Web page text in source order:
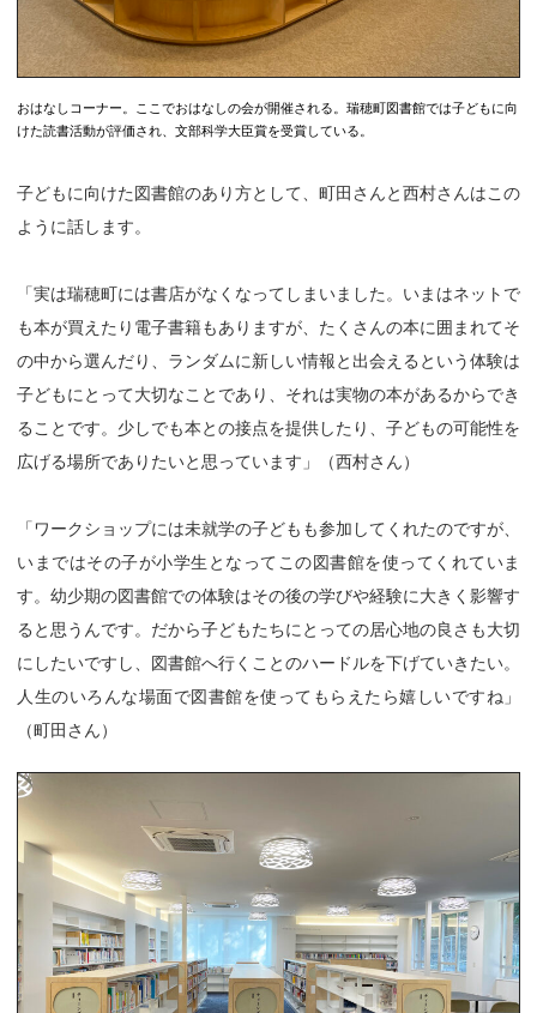
おはなしコーナー。ここでおはなしの会が開催される。瑞穂町図書館では子どもに向
けた読書活動が評価され、文部科学大臣賞を受賞している。
子どもに向けた図書館のあり方として、町田さんと西村さんはこの
ように話します。
「実は瑞穂町には書店がなくなってしまいました。いまはネットで
も本が買えたり電子書籍もありますが、たくさんの本に囲まれてそ
の中から選んだり、ランダムに新しい情報と出会えるという体験は
子どもにとって大切なことであり、それは実物の本があるからでき
ることです。少しでも本との接点を提供したり、子どもの可能性を
広げる場所でありたいと思っています」（西村さん）
「ワークショップには未就学の子どもも参加してくれたのですが、
いまではその子が小学生となってこの図書館を使ってくれていま
す。幼少期の図書館での体験はその後の学びや経験に大きく影響す
ると思うんです。だから子どもたちにとっての居心地の良さも大切
にしたいですし、図書館へ行くことのハードルを下げていきたい。
人生のいろんな場面で図書館を使ってもらえたら嬉しいですね」
（町田さん）